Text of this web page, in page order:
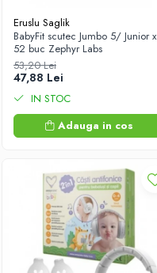
Eruslu Saglik
BabyFit scutec Jumbo 5/ Junior x
52 buc Zephyr Labs
53,20 Lei
47,88 Lei
IN STOC
Adauga in cos